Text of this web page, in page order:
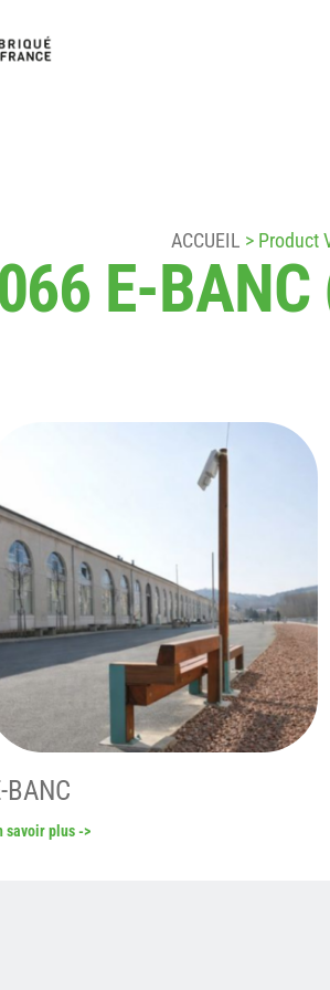
ACCUEIL > Product
E-
BANC
savoir plus ->